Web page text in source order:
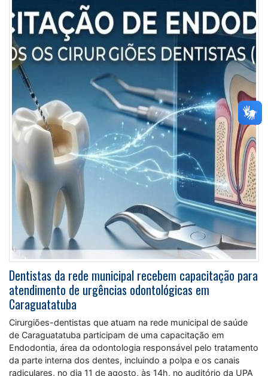
Dentistas da rede municipal recebem capacitação para
atendimento de urgências odontológicas em
Caraguatatuba
Cirurgiões-dentistas que atuam na rede municipal de saúde
de Caraguatatuba participam de uma capacitação em
Endodontia, área da odontologia responsável pelo tratamento
da parte interna dos dentes, incluindo a polpa e os canais
radiculares, no dia 11 de agosto, às 14h, no auditório da UPA